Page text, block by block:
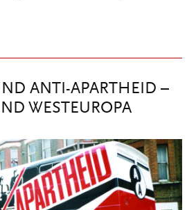
ANTI-APARTHEID –
WESTEUROPA